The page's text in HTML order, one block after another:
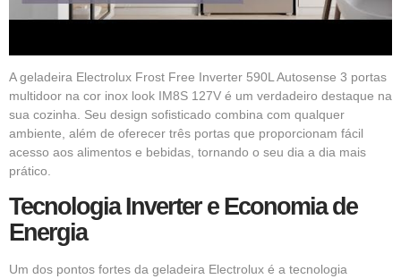
A geladeira Electrolux Frost Free Inverter 590LAutosense 3 portas
multidoor na cor inox look IM8S 127V é um verdadeiro destaque na
sua cozinha. Seu design sofisticado combina com qualquer
ambiente, além de oferecer três portas que proporcionam fácil
acesso aos alimentos e bebidas, tornando o seu dia a dia mais
prático.
Tecnologia Inverter e Economia de
Energia
Um dos pontos fortes da geladeira Electrolux é a tecnologia